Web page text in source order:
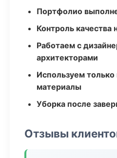
Портфолио
Контроль качества
Работаем с
архитекторами
Используем только
материалы
Уборка после
Отзывы